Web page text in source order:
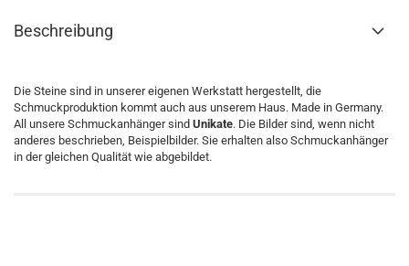
Beschreibung
Die Steine sind in unserer eigenen Werkstatt hergestellt, die
Schmuckproduktion kommt auch aus unserem Haus. Made in Germany.
All unsere Schmuckanhänger sind Unikate. Die Bilder sind, wenn nicht
anderes beschrieben, Beispielbilder. Sie erhalten also Schmuckanhänger
in der gleichen Qualität wie abgebildet.